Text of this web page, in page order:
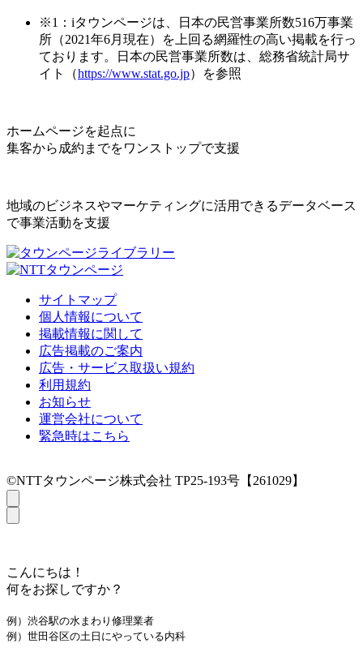
※1：iタウンページは、日本の民営事業所数516万事業
所（2021年6月現在）を上回る網羅性の高い掲載を行っ
ております。日本の民営事業所数は、総務省統計局サ
イト（https://www.stat.go.jp）を参照
ホームページを起点に
集客から成約までをワンストップで支援
地域のビジネスやマーケティングに活用できるデータベース
で事業活動を支援
サイトマップ
個人情報について
掲載情報に関して
広告掲載のご案内
広告・サービス取扱い規約
利用規約
お知らせ
運営会社について
緊急時はこちら
©NTTタウンページ株式会社 TP25-193号【261029】
こんにちは！
何をお探しですか？
例）渋谷駅の水まわり修理業者
例）世田谷区の土日にやっている内科